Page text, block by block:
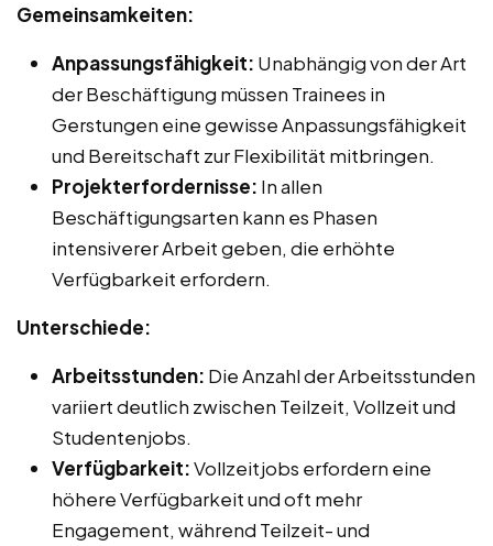
Gemeinsamkeiten:
Anpassungsfähigkeit: Unabhängig von der Art
der Beschäftigung müssen Trainees in
Gerstungen eine gewisse Anpassungsfähigkeit
und Bereitschaft zur Flexibilität mitbringen.
Projekterfordernisse: In allen
Beschäftigungsarten kann es Phasen
intensiverer Arbeit geben, die erhöhte
Verfügbarkeit erfordern.
Unterschiede:
Arbeitsstunden: Die Anzahl der Arbeitsstunden
variiert deutlich zwischen Teilzeit, Vollzeit und
Studentenjobs.
Verfügbarkeit:Vollzeitjobs erfordern eine
höhere Verfügbarkeit und oft mehr
Engagement, während Teilzeit- und